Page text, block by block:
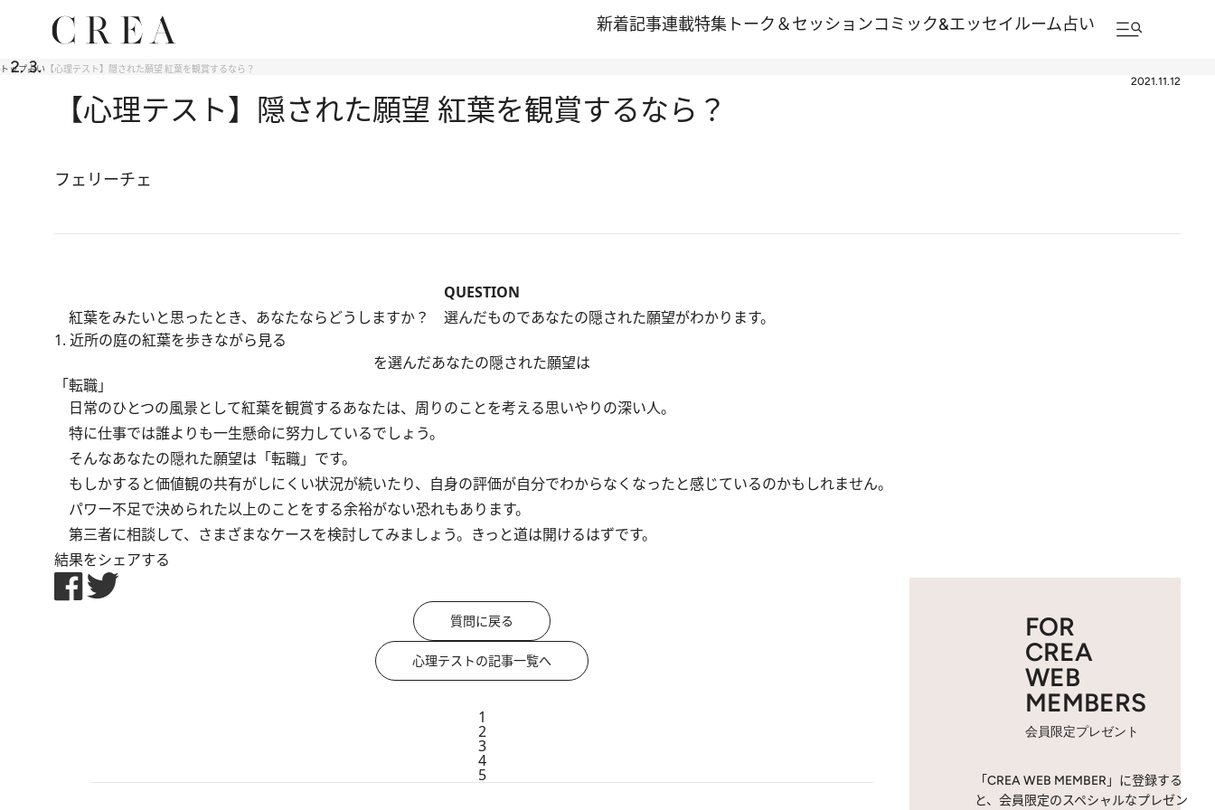
新着記事連載特集 トーク＆セッションコミック&エッセイルーム占い
トップ占い 【心理テスト】隠された願望 紅葉を観賞するなら？
2021.11.12
【心理テスト】隠された願望 紅葉を観賞するなら？
フェリーチェ
QUESTION
紅葉をみたいと思ったとき、あなたならどうしますか？ 選んだものであなたの隠された願望がわかります。
1. 近所の庭の紅葉を歩きながら見る
を選んだあなたの隠された願望は
「転職」
日常のひとつの風景として紅葉を観賞するあなたは、周りのことを考える思いやりの深い人。
特に仕事では誰よりも一生懸命に努力しているでしょう。
そんなあなたの隠れた願望は「転職」です。
もしかすると価値観の共有がしにくい状況が続いたり、自身の評価が自分でわからなくなったと感じているのかもしれません。
パワー不足で決められた以上のことをする余裕がない恐れもあります。
第三者に相談して、さまざまなケースを検討してみましょう。きっと道は開けるはずです。
結果をシェアする
質問に戻る
心理テストの記事一覧へ
1
2
3
4
5
FOR
CREA
WEB
MEMBERS
会員限定プレゼント
「CREA WEB MEMBER」に登録する
と、会員限定のスペシャルなプレゼン